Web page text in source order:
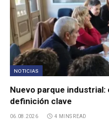
NOTICIAS
Nuevo parque
definición clave
06.08.2026 4 MINS READ